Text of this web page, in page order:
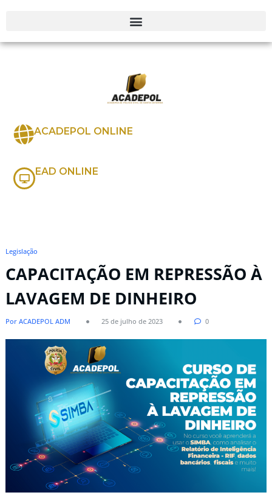
ACADEPOL ONLINE
EAD ONLINE
Legislação
CAPACITAÇÃO EM REPRESSÃO À
LAVAGEM DE DINHEIRO
Por ACADEPOL ADM 25 de julho de 2023 0